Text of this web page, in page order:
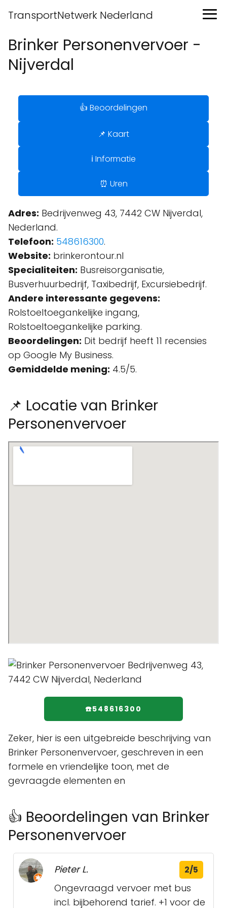
TransportNetwerk Nederland
Brinker Personenvervoer -
Nijverdal
👍 Beoordelingen
📌 Kaart
ℹ️ Informatie
⏰ Uren
Adres: Bedrijvenweg 43, 7442 CW Nijverdal,
Nederland.
Telefoon: 548616300.
Website: brinkerontour.nl
Specialiteiten: Busreisorganisatie,
Busverhuurbedrijf, Taxibedrijf, Excursiebedrijf.
Andere interessante gegevens:
Rolstoeltoegankelijke ingang,
Rolstoeltoegankelijke parking.
Beoordelingen: Dit bedrijf heeft 11 recensies
op Google My Business.
Gemiddelde mening: 4.5/5.
📌 Locatie van Brinker
Personenvervoer
☎️548616300
Zeker, hier is een uitgebreide beschrijving van
Brinker Personenvervoer, geschreven in een
formele en vriendelijke toon, met de
gevraagde elementen en
👍 Beoordelingen van Brinker
Personenvervoer
Pieter L. 2/5
Ongevraagd vervoer met bus
incl. bijbehorend tarief. +1 voor de